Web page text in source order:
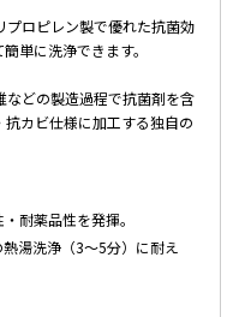
ロピレン製で優れた抗菌効
単に洗浄できます。
どの製造過程で抗菌剤を含
カビ仕様に加工する独自の
耐薬品性を発揮。
湯洗浄（3～5分）に耐え